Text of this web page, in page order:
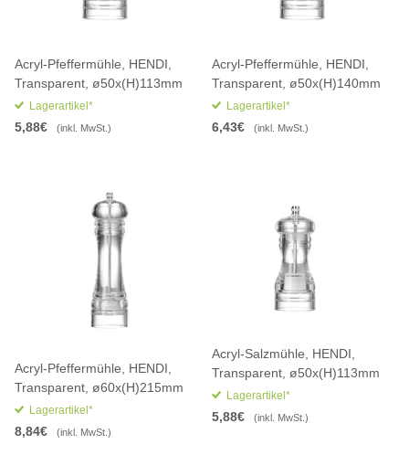
Acryl-Pfeffermühle, HENDI,
Transparent, ø50x(H)113mm
Lagerartikel*
5,88€ (inkl. MwSt.)
Acryl-Pfeffermühle, HENDI,
Transparent, ø50x(H)140mm
Lagerartikel*
6,43€ (inkl. MwSt.)
Acryl-Pfeffermühle, HENDI,
Transparent, ø60x(H)215mm
Lagerartikel*
8,84€ (inkl. MwSt.)
Acryl-Salzmühle, HENDI,
Transparent, ø50x(H)113mm
Lagerartikel*
5,88€ (inkl. MwSt.)